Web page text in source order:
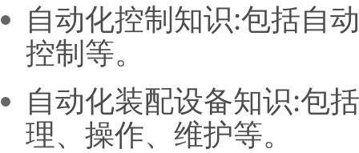
自动化控制知识:包括自
控制等。
自动化装配设备知识:包
理、操作、维护等。